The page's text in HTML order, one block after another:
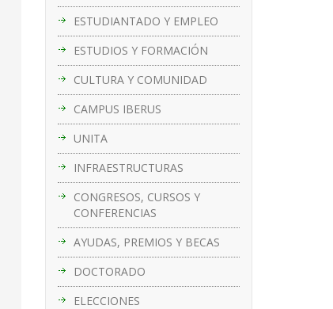
ESTUDIANTADO Y EMPLEO
ESTUDIOS Y FORMACIÓN
CULTURA Y COMUNIDAD
CAMPUS IBERUS
UNITA
INFRAESTRUCTURAS
CONGRESOS, CURSOS Y
CONFERENCIAS
AYUDAS, PREMIOS Y BECAS
DOCTORADO
ELECCIONES